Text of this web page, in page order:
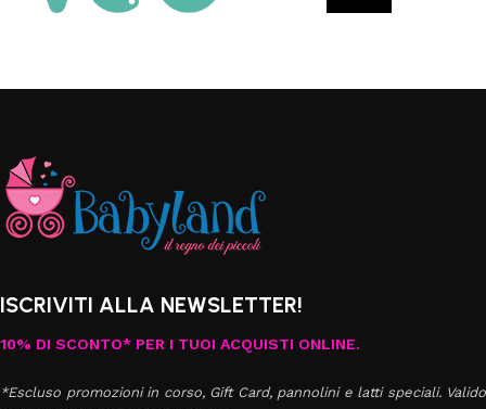
ISCRIVITI ALLA NEWSLETTER!
10% DI SCONTO* PER I TUOI ACQUISTI ONLINE.
*Escluso promozioni in corso, Gift Card, pannolini e latti speciali. Valido